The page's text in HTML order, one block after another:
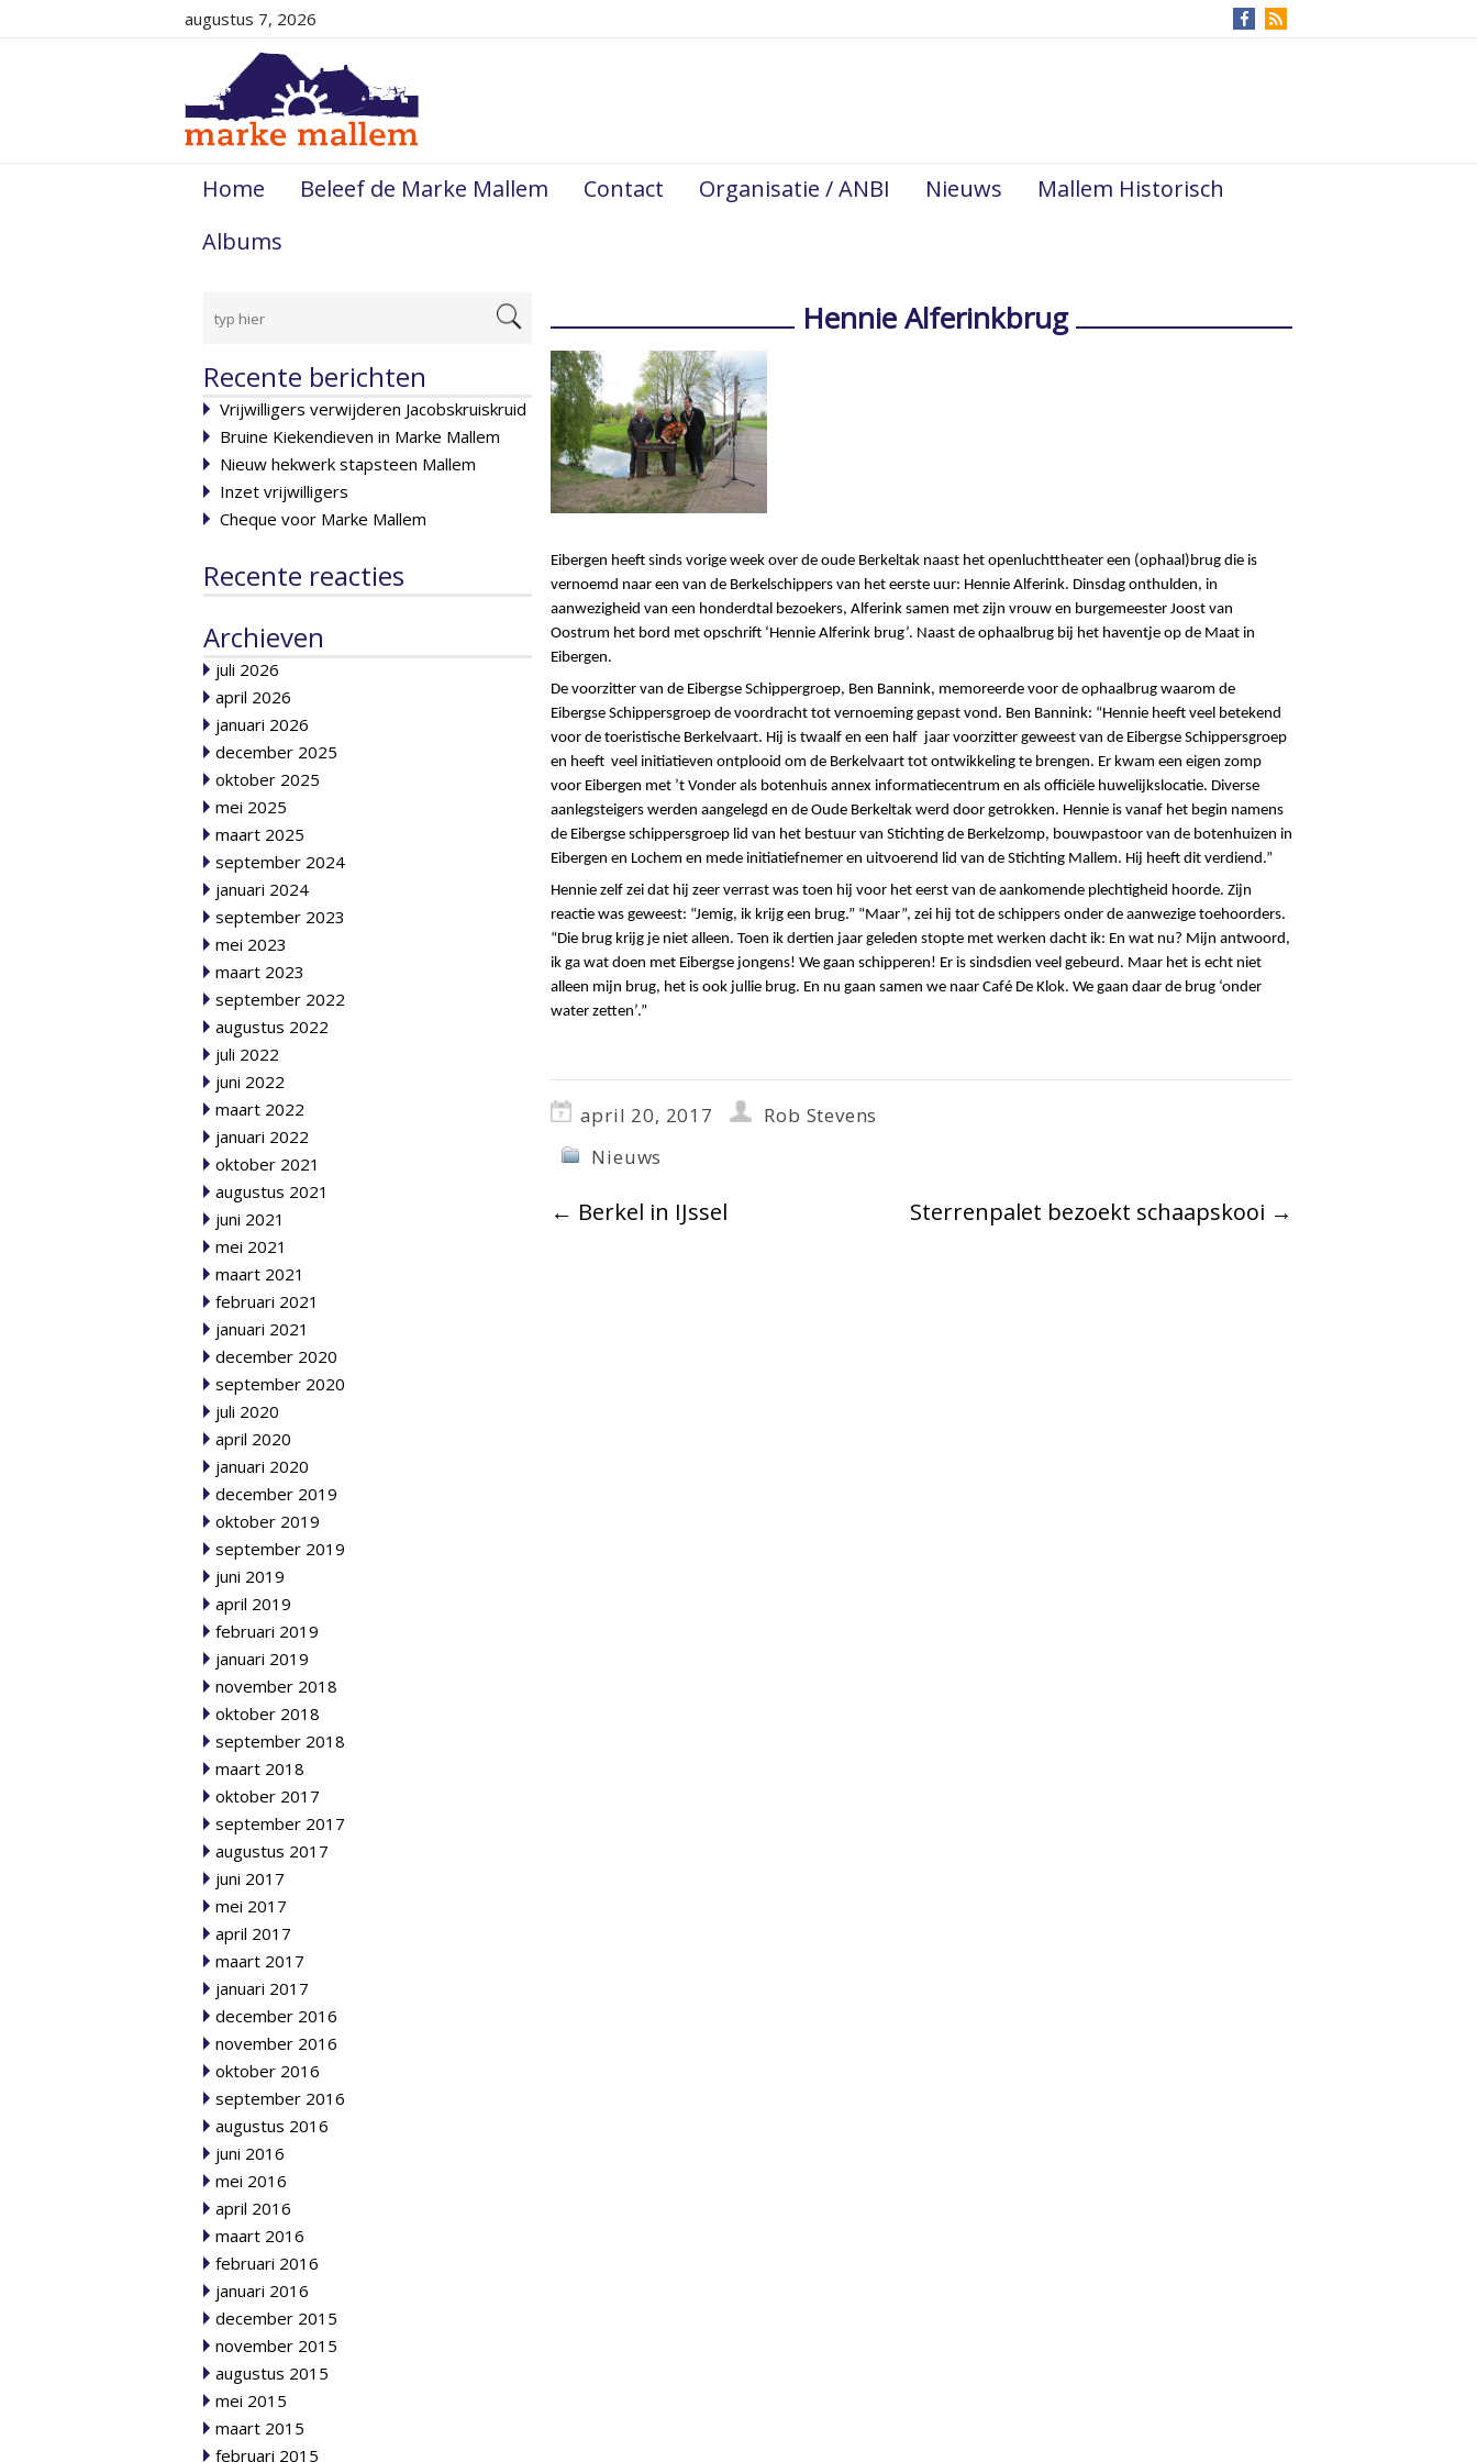
augustus 7, 2026
Home Beleef de Marke Mallem Contact Organisatie / ANBI Nieuws
Mallem Historisch
Albums
Recente berichten
Vrijwilligers verwijderen Jacobskruiskruid
Bruine Kiekendieven in Marke Mallem
Nieuw hekwerk stapsteen Mallem
Inzet vrijwilligers
Cheque voor Marke Mallem
Recente reacties
Archieven
juli 2026
april 2026
januari 2026
december 2025
oktober 2025
mei 2025
maart 2025
september 2024
januari 2024
september 2023
mei 2023
maart 2023
september 2022
augustus 2022
juli 2022
juni 2022
maart 2022
januari 2022
oktober 2021
augustus 2021
juni 2021
mei 2021
maart 2021
februari 2021
januari 2021
december 2020
september 2020
juli 2020
april 2020
januari 2020
december 2019
oktober 2019
september 2019
juni 2019
april 2019
februari 2019
januari 2019
november 2018
oktober 2018
september 2018
maart 2018
oktober 2017
september 2017
augustus 2017
juni 2017
mei 2017
april 2017
maart 2017
januari 2017
december 2016
november 2016
oktober 2016
september 2016
augustus 2016
juni 2016
mei 2016
april 2016
maart 2016
februari 2016
januari 2016
december 2015
november 2015
augustus 2015
mei 2015
maart 2015
februari 2015
Hennie Alferinkbrug
Eibergen heeft sinds vorige week over de oude Berkeltak naast het openluchttheater een (ophaal)brug die is
vernoemd naar een van de Berkelschippers van het eerste uur: Hennie Alferink. Dinsdag onthulden, in
aanwezigheid van een honderdtal bezoekers, Alferink samen met zijn vrouw en burgemeester Joost van
Oostrum het bord met opschrift ‘Hennie Alferink brug’. Naast de ophaalbrug bij het haventje op de Maat in
Eibergen.
De voorzitter van de Eibergse Schippergroep, Ben Bannink, memoreerde voor de ophaalbrug waarom de
Eibergse Schippersgroep de voordracht tot vernoeming gepast vond. Ben Bannink: “Hennie heeft veel betekend
voor de toeristische Berkelvaart. Hij is twaalf en een half jaar voorzitter geweest van de Eibergse Schippersgroep
en heeft veel initiatieven ontplooid om de Berkelvaart tot ontwikkeling te brengen. Er kwam een eigen zomp
voor Eibergen met ’t Vonder als botenhuis annex informatiecentrum en als officiële huwelijkslocatie. Diverse
aanlegsteigers werden aangelegd en de Oude Berkeltak werd door getrokken. Hennie is vanaf het begin namens
de Eibergse schippersgroep lid van het bestuur van Stichting de Berkelzomp, bouwpastoor van de botenhuizen in
Eibergen en Lochem en mede initiatiefnemer en uitvoerend lid van de Stichting Mallem. Hij heeft dit verdiend.”
Hennie zelf zei dat hij zeer verrast was toen hij voor het eerst van de aankomende plechtigheid hoorde. Zijn
reactie was geweest: “Jemig, ik krijg een brug.” “Maar”, zei hij tot de schippers onder de aanwezige toehoorders.
“Die brug krijg je niet alleen. Toen ik dertien jaar geleden stopte met werken dacht ik: En wat nu? Mijn antwoord,
ik ga wat doen met Eibergse jongens! We gaan schipperen! Er is sindsdien veel gebeurd. Maar het is echt niet
alleen mijn brug, het is ook jullie brug. En nu gaan samen we naar Café De Klok. We gaan daar de brug ‘onder
water zetten’.”
april 20, 2017
Rob Stevens
Nieuws
← Berkel in IJssel Sterrenpalet bezoekt schaapskooi →